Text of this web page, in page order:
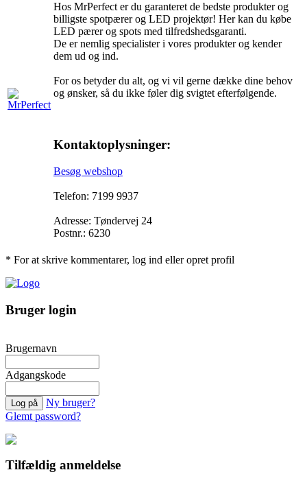
Hos MrPerfect er du garanteret de bedste produkter og
billigste spotpærer og LED projektør! Her kan du købe
LED pærer og spots med tilfredshedsgaranti.
De er nemlig specialister i vores produkter og kender
dem ud og ind.
For os betyder du alt, og vi vil gerne dække dine behov
og ønsker, så du ikke føler dig svigtet efterfølgende.
Kontaktoplysninger:
Besøg webshop
Telefon: 71­99 9937
Adresse: Tøndervej 24
Postnr.: 6230
* For at skrive kommentarer, log ind eller opret profil
Bruger login
Brugernavn
Adgangskode
Ny bruger?
Glemt password?
Tilfældig anmeldelse